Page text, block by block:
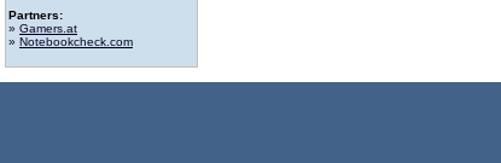
Partners:
» Gamers.at
» Notebookcheck.com